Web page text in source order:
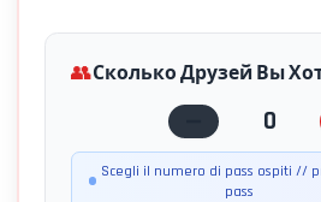
👥Сколько Друзей Вы
0
Scegli il numero di pass ospiti //
pass